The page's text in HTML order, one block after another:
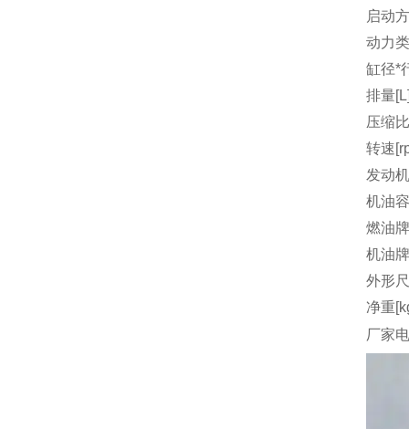
启动
动力
缸径*
排量
压缩比
转速
发动
机油
燃油
机油
外形
净重
厂家